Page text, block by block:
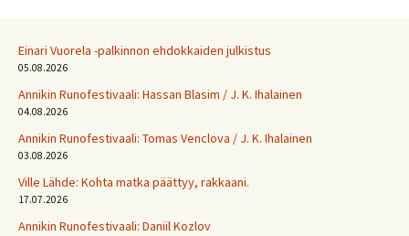
Einari Vuorela -palkinnon ehdokkaiden julkistus
05.08.2026
Annikin Runofestivaali: Has­san Bla­sim / J. K. Ihalainen
04.08.2026
Annikin Runofestivaali: Tomas Venclova / J. K. Ihalainen
03.08.2026
Ville Lähde: Kohta matka päättyy, rakkaani.
17.07.2026
Annikin Runofestivaali: Daniil Kozlov